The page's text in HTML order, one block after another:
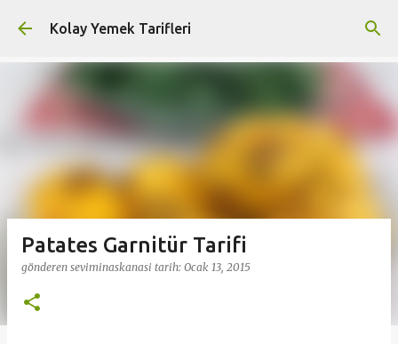
Ana içeriğe atla
Kolay Yemek Tarifleri
Patates Garnitür Tarifi
gönderen seviminaskanasi tarih: Ocak 13, 2015